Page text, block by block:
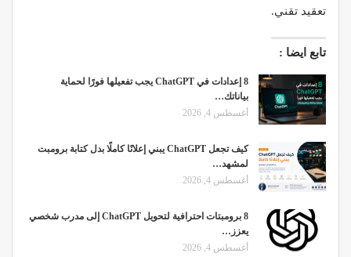
تعقيد تقني.
تابع ايضا :
8 إعدادات في ChatGPT يجب تفعيلها فورًا لحماية
بياناتك…
أغسطس 4, 2026
كيف تجعل ChatGPT يبني إعلانًا كاملًا بدل كتابة برومبت
لمشهد…
أغسطس 4, 2026
8 برومبتات احترافية لتحويل ChatGPT إلى مدرب شخصي
يعزز…
أغسطس 4, 2026